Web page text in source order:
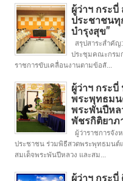
ผู้ว่าฯ กระ
ประชาชนทุ
บำรุงสุข"
สรุปสาระสำคัญ:
ประชุมคณะกรม
ราชการขับเคลื่อนงานตามข้อสั...
ผู้ว่าฯ กระ
พระพุทธมน
พระพันปีหล
พัชรกิติยา
ผู้ว่าราชการจัง
ประชาชน ร่วมพิธีสวดพระพุทธมนต์
สมเด็จพระพันปีหลวง และสม...
ผู้ว่าฯ กระบี่